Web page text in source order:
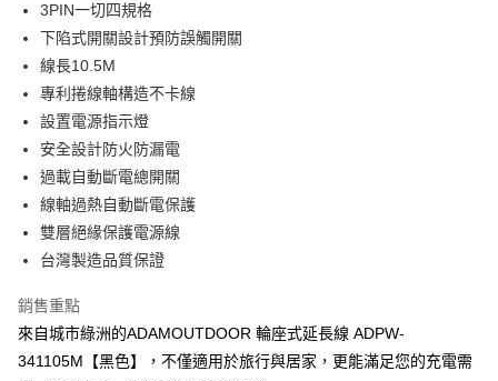
大哥付你分期
相關說明
【大哥付你分期使用說明】
1.本服務由台灣大哥大提供，台灣大哥大用戶可立即使用無須另外申請。
2.付款方式選擇「大哥付你分期」，訂單成立後會自動跳轉到大哥付的交易
流程，驗證手機門號後，選擇欲分期的期數、繳款截止日，確認付款後即完
成交易。
3.實際核准額度、可分期數及費用金額請依後續交易確認頁面所載為準。
消。如遇「轉專審核」未通過狀況，表示未達大哥付你分期系統評分，恕無
法說明評估內容。
【繳款方式說明】
1.分期款項不併入電信帳單，「大哥付你分期」於每月結算日後寄送繳費提
2.透過簡訊連結打開帳單後，可選擇「超商條碼／台灣大直營門市／銀行轉
帳／街口支付／iPASS MONEY」等通路繳費。
【注意事項】
AFTEE先享後付
相關說明
【關於「AFTEE先享後付」】
AFTEE先享後付是「在收到商品之後才付款」的支付方式。 讓您購物簡單
便利好安心！
１．簡單：不需註冊會員、不需綁卡、不需儲值。
３．安心：先確認商品／服務後，再付款。
１．於結帳方式選擇「AFTEE先享後付」後，將跳轉至「AFTEE先享後付」
２．訂單成立數日內，您將收到繳費通知簡訊。
３．收到繳費通知簡訊後14天內，點擊此簡訊中的連結，可透過四大超商／
ATM付款
運送方式
付款後門市自取
3PIN一切四規格
下陷式開關設計預防誤觸開關
線長10.5M
專利捲線軸構造不卡線
設置電源指示燈
安全設計防火防漏電
過載自動斷電總開關
線軸過熱自動斷電保護
雙層絕緣保護電源線
台灣製造品質保證
銷售重點
來自城市綠洲的ADAMOUTDOOR 輪座式延長線 ADPW-
341105M【黑色】，不僅適用於旅行與居家，更能滿足您的充電需